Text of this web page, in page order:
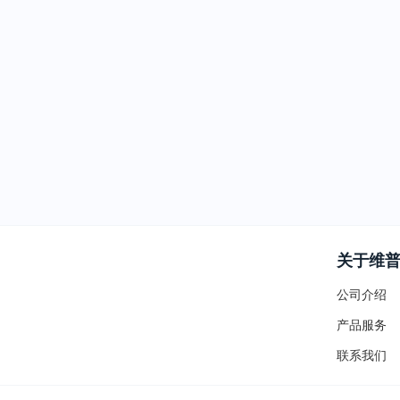
关于维普
公司介绍
产品服务
联系我们